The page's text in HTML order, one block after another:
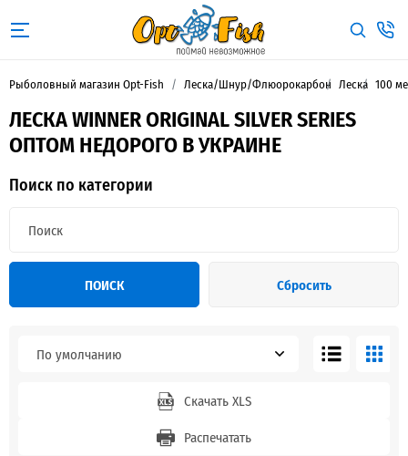
Рыболовный магазин Opt-Fish Леска/Шнур/Флюорокарбон Леска 100
ЛЕСКА WINNER ORIGINAL SILVER SERIES
ОПТОМ НЕДОРОГО В УКРАИНЕ
Поиск по категории
ПОИСК Сбросить
По умолчанию
Скачать XLS
Распечатать